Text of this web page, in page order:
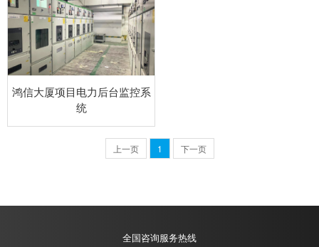
鸿信大厦项目电力后台监控系
统
上一页 1 下一页
全国咨询服务热线